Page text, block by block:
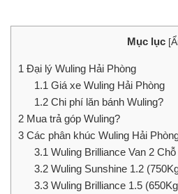
Mục lục [
1 Đại lý Wuling Hải Phòng
1.1 Giá xe Wuling Hải Phòng
1.2Chi phí lăn bánh Wuling?
2 Mua trả góp Wuling?
3 Các phân khúc Wuling Hải
3.1 Wuling Brilliance Van 2
3.2Wuling Sunshine 1.2
3.3Wuling Brilliance 1.5